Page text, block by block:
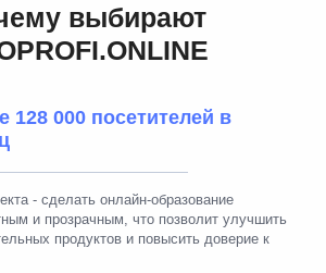
выбирают
128 000 посетителей в
- сделать онлайн-образование
и прозрачным, что позволит улучшить
продуктов и повысить доверие к